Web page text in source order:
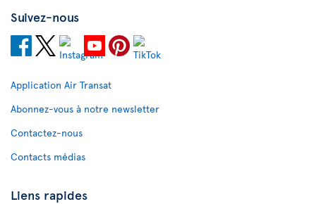
Suivez-nous
Application Air Transat
Abonnez-vous à notre newsletter
Contactez-nous
Contacts médias
Liens rapides